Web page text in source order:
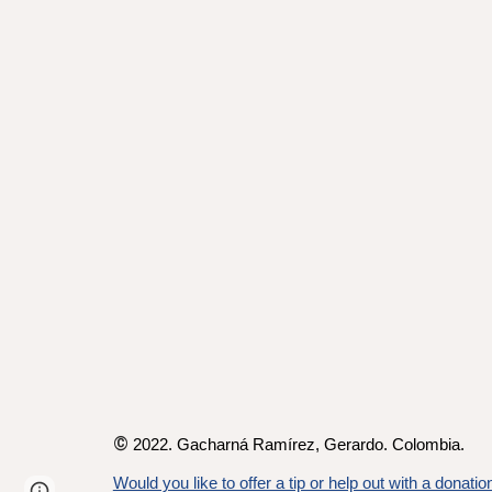
© 2022. Gacharná Ramírez, Gerardo. Colombia.
Would you like to offer a tip or help out with a